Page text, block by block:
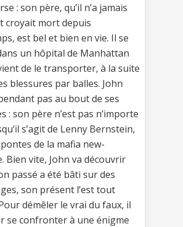
: son père, qu’il n’a jamais
croyait mort depuis
est bel et bien en vie. Il se
un hôpital de Manhattan
de le transporter, à la suite
blessures par balles. John
pas au bout de ses
: son père n’est pas n’importe
s’agit de Lenny Bernstein,
pontes de la mafia new-
Bien vite, John va découvrir
passé a été bâti sur des
son présent l’est tout
démêler le vrai du faux, il
se confronter à une énigme